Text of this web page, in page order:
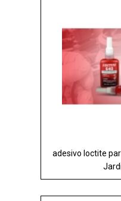
adesivo loctite